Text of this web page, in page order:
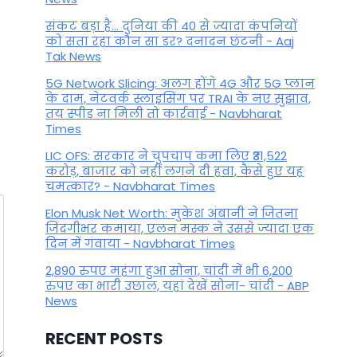
संकट बड़ा है... दुनिया की 40 से ज्यादा कंपनियों
को सता रहा कौन सा डर? दनादन छंटनी - Aaj
Tak News
5G Network Slicing: अलग होंगे 4G और 5G प्लान
के दाम, नेटवर्क स्लाइसिंग पर TRAI के नए सुझाव,
तय स्पीड ना मिली तो कार्रवाई - Navbharat
Times
LIC OFS: सरकार ने चुपचाप कमा लिए ₹31,522
करोड़, बाजार को नहीं लगने दी हवा, कैसे हुए यह
चमत्कार? - Navbharat Times
Elon Musk Net Worth: मुकेश अंबानी ने जितना
जिंदगीभर कमाया, एलन मस्क ने उससे ज्यादा एक
दिन में गंवाया - Navbharat Times
2,890 रुपए महंगा हुआ सोना, चांदी में भी 6,200
रुपए का भारी उछाल, यहां देखें सोना- चांदी - ABP
News
RECENT POSTS